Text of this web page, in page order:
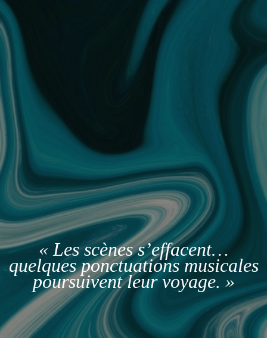
« Les scènes s’effacent…
quelques ponctuations musicales
poursuivent leur voyage. »